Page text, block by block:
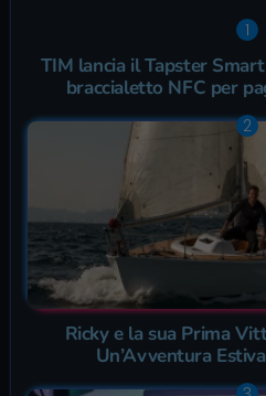
TIM lancia il Tapster
braccialetto NFC per
Ricky e la sua Prima
Un’Avventura